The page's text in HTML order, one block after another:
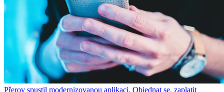
Přerov spustil modernizovanou aplikaci. Objednat se, zaplatit